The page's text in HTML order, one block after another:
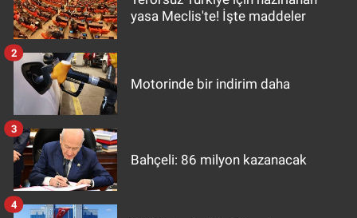
yasa Meclis'te! İşte maddeler
Motorinde bir indirim daha
2
Bahçeli: 86 milyon kazanacak
3
4